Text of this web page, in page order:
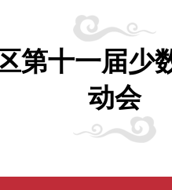
第十一届少
动会